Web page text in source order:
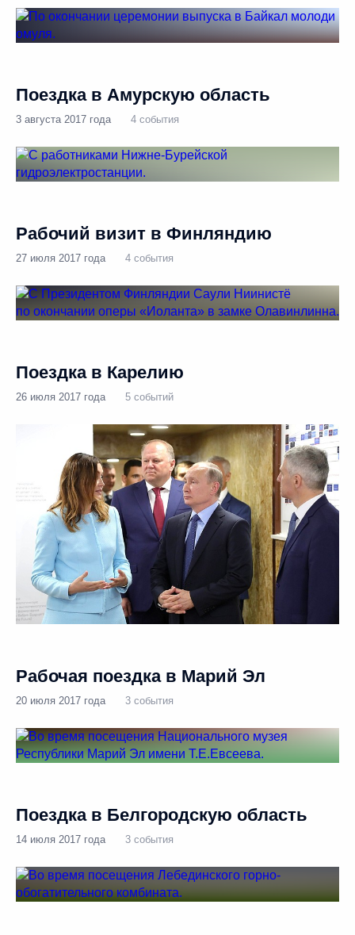
Поездка в Амурскую область
3 августа 2017 года 4 события
Рабочий визит в Финляндию
27 июля 2017 года 4 события
Поездка в Карелию
26 июля 2017 года 5 событий
Рабочая поездка в Марий Эл
20 июля 2017 года 3 события
Поездка в Белгородскую область
14 июля 2017 года 3 события